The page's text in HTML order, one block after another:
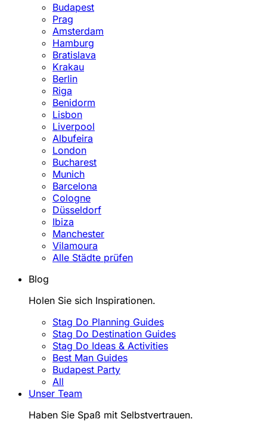
Budapest
Prag
Amsterdam
Hamburg
Bratislava
Krakau
Berlin
Riga
Benidorm
Lisbon
Liverpool
Albufeira
London
Bucharest
Munich
Barcelona
Cologne
Düsseldorf
Ibiza
Manchester
Vilamoura
Alle Städte prüfen
Blog
Holen Sie sich Inspirationen.
Stag Do Planning Guides
Stag Do Destination Guides
Stag Do Ideas & Activities
Best Man Guides
Budapest Party
All
Unser Team
Haben Sie Spaß mit Selbstvertrauen.